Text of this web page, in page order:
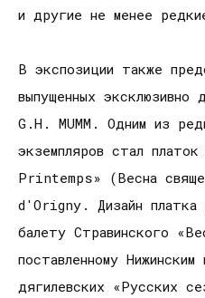
и другие не менее
В экспозиции также
выпущенных эксклюзивно
G.H. MUMM. Одним из
экземпляров стал
Printemps» (Весна
d'Origny. Дизайн платка
балету Стравинского
поставленному
дягилевских «Русских